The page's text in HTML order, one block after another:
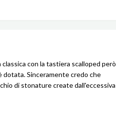
con la tastiera scalloped però
dotata. Sinceramente credo che
di stonature create dall'eccessiva